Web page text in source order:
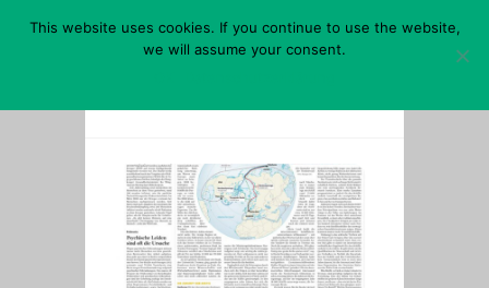
to
This website uses cookies. If you continue to use the website,
we will assume your consent.